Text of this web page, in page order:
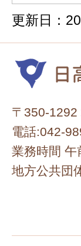
更新日：
〒350-1292
電話:042-
業務時間
地方公共団